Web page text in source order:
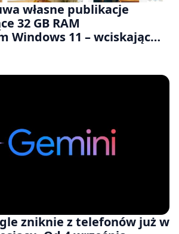
własne publikacje
32 GB RAM
Windows 11 – wciskając
z 8 GB RAM po
zniknie z telefonów już w